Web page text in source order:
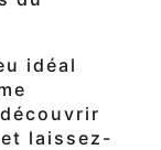
idéal
laissez-